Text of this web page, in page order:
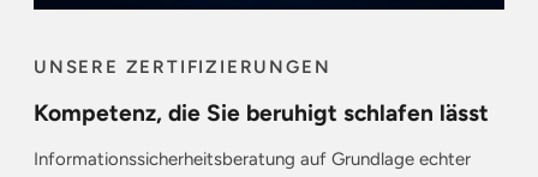
UNSERE ZERTIFIZIERUNGEN
Kompetenz, die Sie beruhigt schlafen lässt
Informationssicherheitsberatung auf Grundlage echter